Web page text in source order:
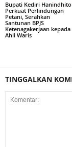
Bupati Kediri Hanindhito
Perkuat Perlindungan
Petani, Serahkan
Santunan BPJS
Ketenagakerjaan kepada
Ahli Waris
TINGGALKAN